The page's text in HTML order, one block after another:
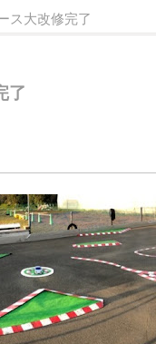
ス大改修完了
了